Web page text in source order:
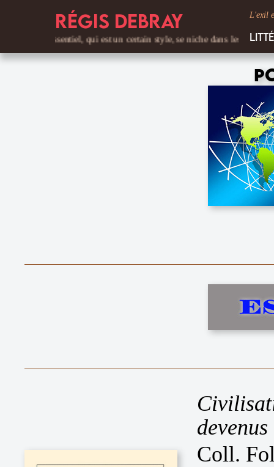
Régis Debray L'exil
qui est un certain style, se niche dans les détails. C'est le
Coll.